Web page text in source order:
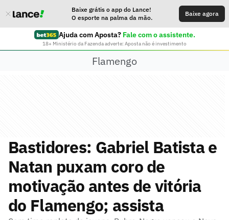
Baixe grátis o app do Lance!
O esporte na palma da mão.
Baixe agora
Ajuda com Aposta? Fale com o assistente.
18+ Ministério da Fazenda adverte: Aposta não é investimento
Flamengo
Bastidores: Gabriel Batista e
Natan puxam coro de
motivação antes de vitória
do Flamengo; assista